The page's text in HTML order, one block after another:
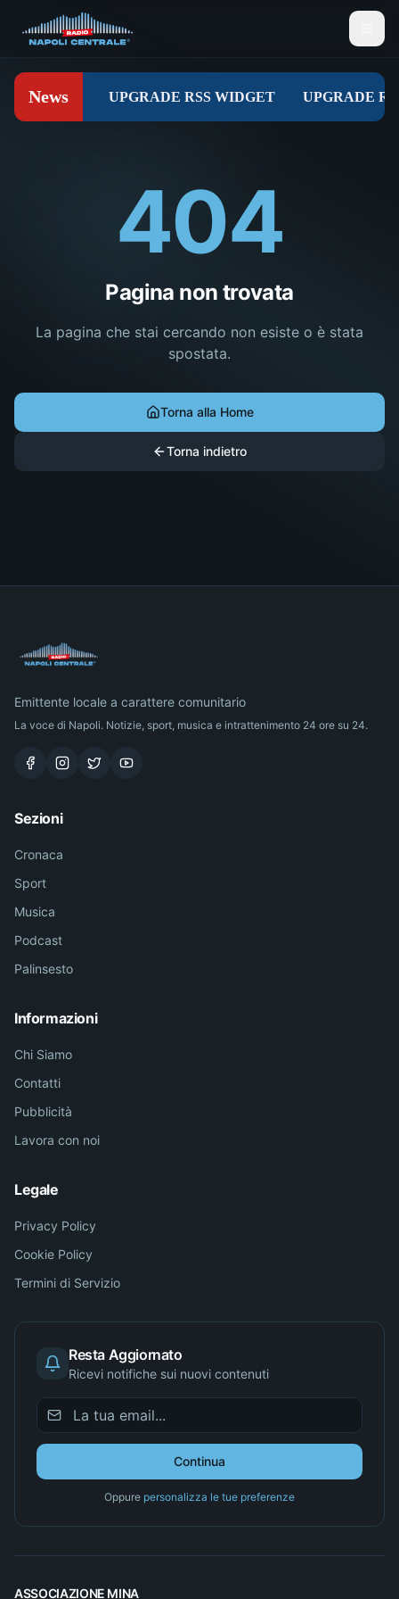
404
Pagina non trovata
La pagina che stai cercando non esiste o è stata
spostata.
Torna alla Home
Torna indietro
Emittente locale a carattere comunitario
La voce di Napoli. Notizie, sport, musica e intrattenimento 24 ore su 24.
Sezioni
Cronaca
Sport
Musica
Podcast
Palinsesto
Informazioni
Chi Siamo
Contatti
Pubblicità
Lavora con noi
Legale
Privacy Policy
Cookie Policy
Termini di Servizio
Resta Aggiornato
Ricevi notifiche sui nuovi contenuti
Continua
Oppure personalizza le tue preferenze
ASSOCIAZIONE MINA